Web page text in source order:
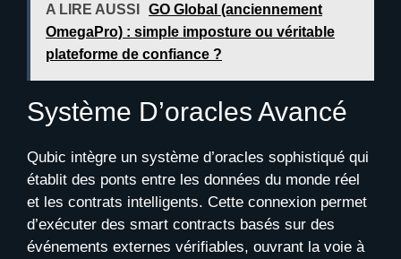
A LIRE AUSSI
GO Global (anciennement
OmegaPro) : simple imposture ou véritable
plateforme de confiance ?
Système D’oracles Avancé
Qubic intègre un système d’oracles sophistiqué qui
établit des ponts entre les données du monde réel
et les contrats intelligents. Cette connexion permet
d’exécuter des smart contracts basés sur des
événements externes vérifiables, ouvrant la voie à